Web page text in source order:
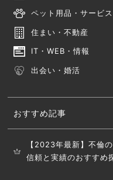
ペット用品・サービス
住まい・不動産
IT・WEB・情報
出会い・婚活
おすすめ記事
【2023年最新】不倫
信頼と実績のおすすめ